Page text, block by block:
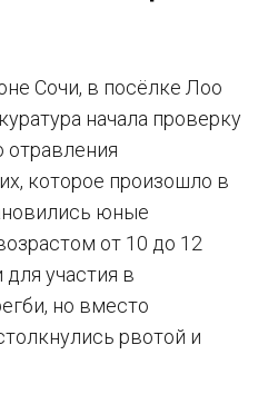
Сочи, в посёлке Лоо
начала проверку
отравления
которое произошло в
юные
от 10 до 12
участия в
но вместо
рвотой и